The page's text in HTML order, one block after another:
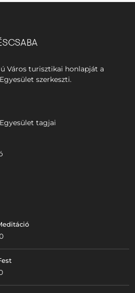
Város turisztikai honlapját a
szerkeszti.
tagjai